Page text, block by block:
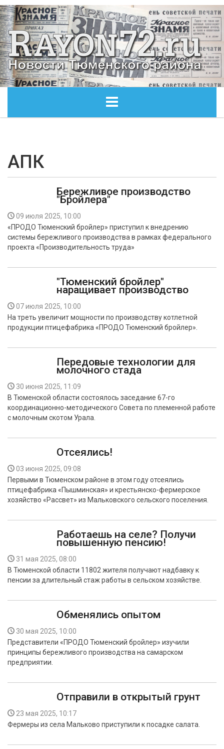
ОБЩЕСТВО
ЭКОНОМИКА
БЕЗОПАСНОСТЬ
АПК
Бережливое производство
"Бройлера"
09 июля 2025, 10:00
«ПРОДО Тюменский бройлер» приступил к внедрению
системы бережливого производства в рамках федерального
проекта «Производительность труда»
"Тюменский бройлер"
наращивает производство
07 июля 2025, 10:00
На треть увеличит мощности по производству котлетной
продукции птицефабрика «ПРОДО Тюменский бройлер».
Передовые технологии для
молочного стада
30 июня 2025, 11:09
В Тюменской области состоялось заседание 67-го
координационно-методического Совета по племенной работе
с молочным скотом Урала.
Отсеялись!
03 июня 2025, 09:08
Первыми в Тюменском районе в этом году отсеялись
птицефабрика «Пышминская» и крестьянско-фермерское
хозяйство «Рассвет» из Мальковского сельского поселения.
Работаешь на селе? Получи
повышенную пенсию!
31 мая 2025, 08:00
В Тюменской области 11802 жителя получают надбавку к
пенсии за длительный стаж работы в сельском хозяйстве.
Обменялись опытом
30 мая 2025, 10:00
Представители «ПРОДО Тюменский бройлер» изучили
принципы бережливого производства на самарском
предприятии.
Отправили в открытый грунт
23 мая 2025, 10:17
Фермеры из села Мальково приступили к посадке салата.